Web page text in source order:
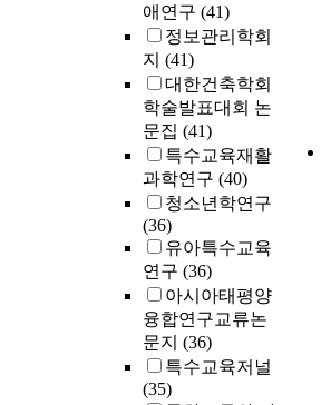
애연구 (41)
정보관리학회
지 (41)
대한건축학회
학술발표대회 논
문집 (41)
특수교육재활
과학연구 (40)
청소년학연구
(36)
유아특수교육
연구 (36)
아시아태평양
융합연구교류논
문지 (36)
특수교육저널
(35)